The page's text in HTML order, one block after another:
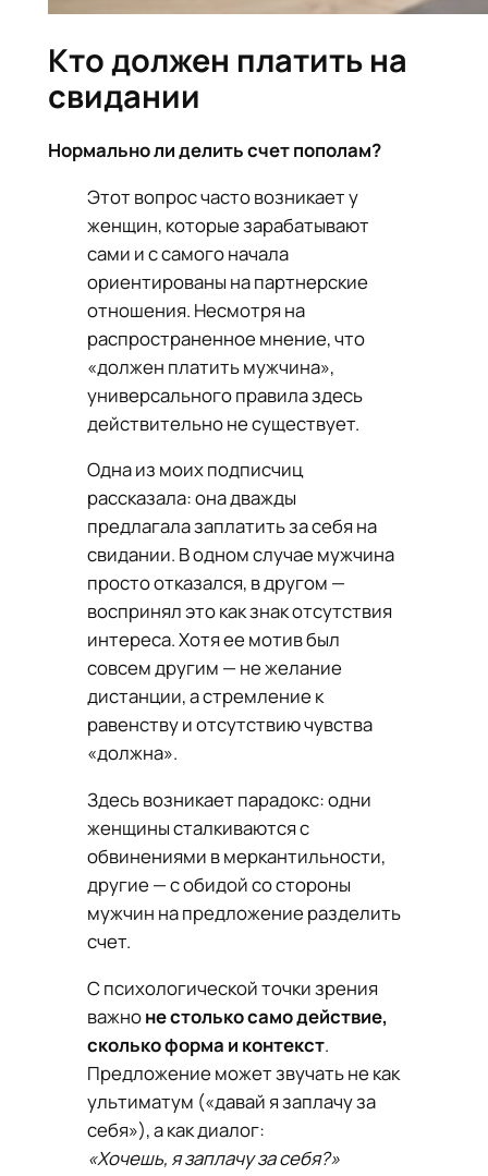
Кто должен платить на
свидании
Нормально ли делить счет пополам?
Этот вопрос часто возникает у
женщин, которые зарабатывают
сами и с самого начала
ориентированы на партнерские
отношения. Несмотря на
распространенное мнение, что
«должен платить мужчина»,
универсального правила здесь
действительно не существует.
Одна из моих подписчиц
рассказала: она дважды
предлагала заплатить за себя на
свидании. В одном случае мужчина
просто отказался, в другом —
воспринял это как знак отсутствия
интереса. Хотя ее мотив был
совсем другим — не желание
дистанции, а стремление к
равенству и отсутствию чувства
«должна».
Здесь возникает парадокс: одни
женщины сталкиваются с
обвинениями в меркантильности,
другие — с обидой со стороны
мужчин на предложение разделить
счет.
С психологической точки зрения
важноне столько само действие,
сколько форма и контекст.
Предложение может звучать не как
ультиматум («давай я заплачу за
себя»), а как диалог:
«Хочешь, я заплачу за себя?»